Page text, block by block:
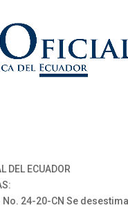
DEL ECUADOR
No. 24-20-CN Se